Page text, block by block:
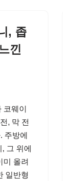
, 좁
낀
웨이
, 막 전
주방에
그 위에
미 올려
일반형